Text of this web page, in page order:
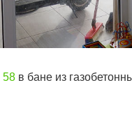
58 в бане из